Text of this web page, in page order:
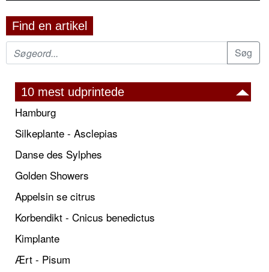
Find en artikel
10 mest udprintede
Hamburg
Silkeplante - Asclepias
Danse des Sylphes
Golden Showers
Appelsin se citrus
Korbendikt - Cnicus benedictus
Kimplante
Ært - Pisum